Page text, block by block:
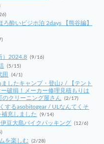
酔いビジホ泊 2days 【熊谷編】
）2024.8 (9/16)
(5/15)
(4/1)
したキャンプ・登山♪ / 【テント
破損！メーカー修理見積もりは
クリーニング屋さん
(2/17)
するasobitogear / ULなんてくそ
充しました
(9/14)
豆大島バイクパッキング (12/6)
を楽しむ (2/28)